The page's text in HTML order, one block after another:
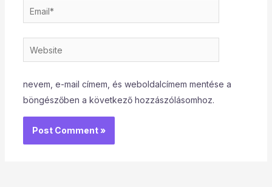
Email*
Website
nevem, e-mail címem, és weboldalcímem mentése a
böngészőben a következő hozzászólásomhoz.